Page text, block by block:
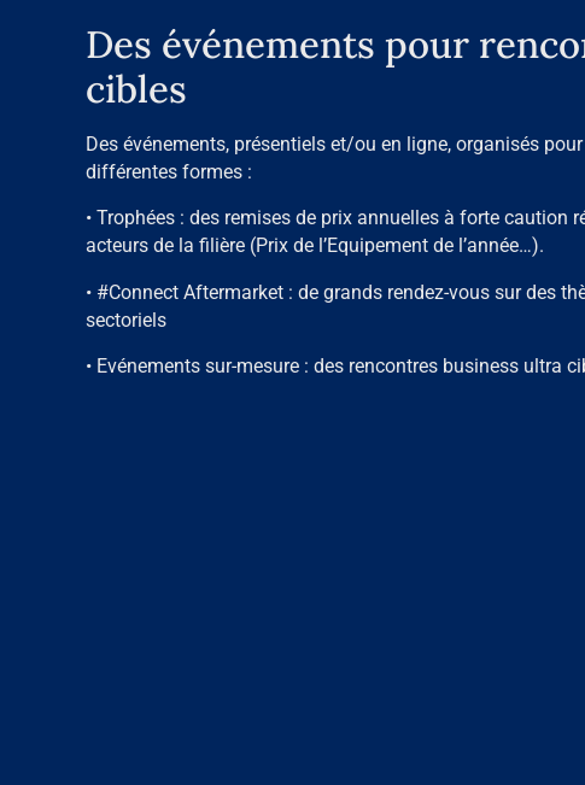
Des événements pour
cibles
Des événements, présentiels et/ou en ligne, organisés
différentes formes :
• Trophées : des remises de prix annuelles à forte caution
acteurs de la filière (Prix de l’Equipement de l’année…).
• #Connect Aftermarket : de grands rendez-vous sur des
sectoriels
• Evénements sur-mesure : des rencontres business ultra